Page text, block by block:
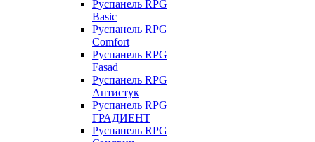
Руспанель RPG
Basic
Руспанель RPG
Comfort
Руспанель RPG
Fasad
Руспанель RPG
Антистук
Руспанель RPG
ГРАДИЕНТ
Руспанель RPG